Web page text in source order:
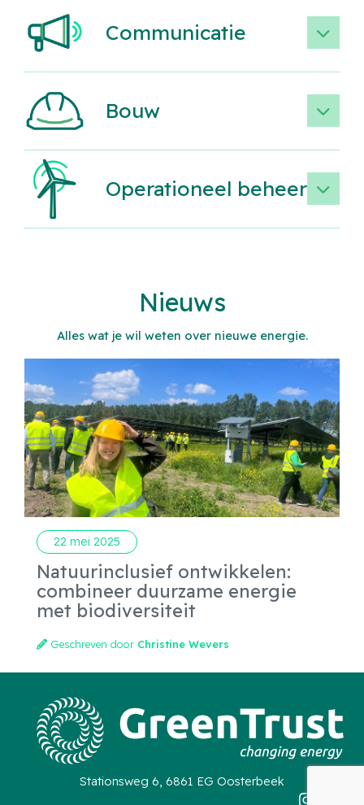
Communicatie
Bouw
Operationeel beheer
Nieuws
Alles wat je wil weten over nieuwe energie.
22 mei 2025
Natuurinclusief ontwikkelen:
combineer duurzame energie
met biodiversiteit
Geschreven door Christine Wevers
Stationsweg 6, 6861 EG Oosterbeek